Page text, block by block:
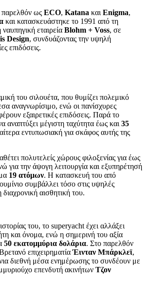
ως ECO, Katana και Enigma,
και κατασκευάστηκε το 1991 από τη
εταιρεία Blohm + Voss, σε
Design, συνδυάζοντας την υψηλή
επιδόσεις.
του σιλουέτα, που θυμίζει πολεμικό
αναγνωρίσιμο, ενώ οι πανίσχυρες
εξαιρετικές επιδόσεις. Παρά το
αναπτύξει μέγιστη ταχύτητα έως και 35
εντυπωσιακή για σκάφος αυτής της
πολυτελείς χώρους φιλοξενίας για έως
για την άψογη λειτουργία και εξυπηρέτησή
19 ατόμων. Η κατασκευή του από
συμβάλλει τόσο στις υψηλές
αισθητική του.
του, το superyacht έχει αλλάξει
και όνομα, ενώ η σημερινή του αξία
50 εκατομμύρια δολάρια. Στο παρελθόν
επιχειρηματίαΈινταν Μπάρκλεϊ,
διεθνή μέσα ενημέρωσης το συνδέουν με
επενδυτή ακινήτων Τζον